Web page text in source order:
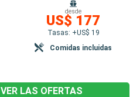
desde
US$ 177
Tasas: +US$ 19
Comidas incluidas
VER LAS OFERTAS